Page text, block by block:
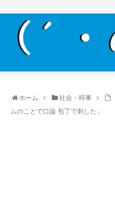
ホーム 社会・時事
ムのことで口論 包丁で刺した」